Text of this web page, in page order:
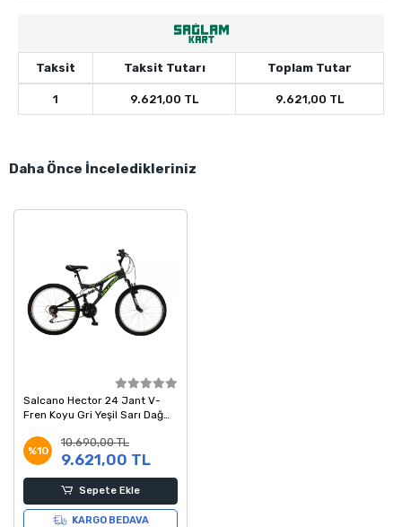
Taksit Taksit Tutarı Toplam Tutar
1 9.621,00 TL 9.621,00 TL
Daha Önce İnceledikleriniz
Salcano Hector 24 Jant V-
Fren Koyu Gri Yeşil Sarı Dağ
%10
10.690,00 TL
9.621,00 TL
Sepete Ekle
KARGO BEDAVA